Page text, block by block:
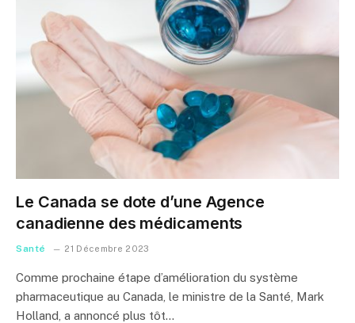
Le Canada se dote d’une Agence
canadienne des médicaments
Santé 21 Décembre 2023
Comme prochaine étape d’amélioration du système
pharmaceutique au Canada, le ministre de la Santé, Mark
Holland, a annoncé plus tôt…